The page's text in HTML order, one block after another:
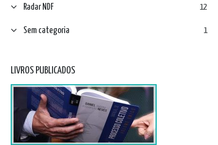
Radar NDF 12
Sem categoria 1
LIVROS PUBLICADOS